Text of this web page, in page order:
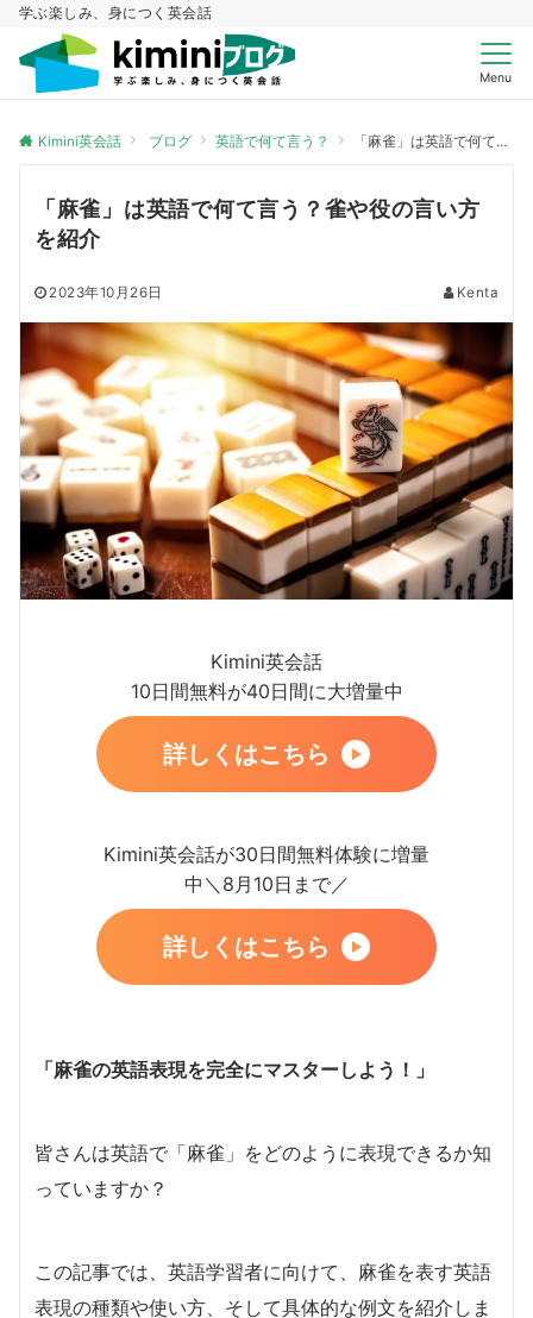
学ぶ楽しみ、身につく英会話
Menu
Kimini英会話 ブログ 英語で何て言う？ 「麻雀」は英語で何て言う？雀や役の言い方を紹介
「麻雀」は英語で何て言う？雀や役の言い方
を紹介
2023年10月26日 Kenta
Kimini英会話
10日間無料が40日間に大増量中
詳しくはこちら
Kimini英会話が30日間無料体験に増量
中＼8月10日まで／
詳しくはこちら
「麻雀の英語表現を完全にマスターしよう！」
皆さんは英語で「麻雀」をどのように表現できるか知
っていますか？
この記事では、英語学習者に向けて、麻雀を表す英語
表現の種類や使い方、そして具体的な例文を紹介しま